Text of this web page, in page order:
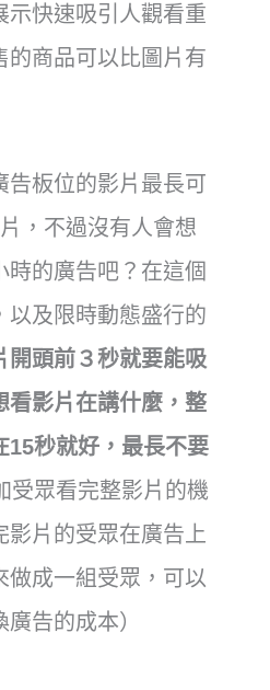
示快速吸引人觀看重
的商品可以比圖片有
告板位的影片最長可
，不過沒有人會想
時的廣告吧？在這個
以及限時動態盛行的
開頭前３秒就要能吸
看影片在講什麼，整
15秒就好，最長不要
受眾看完整影片的機
影片的受眾在廣告上
做成一組受眾，可以
告的成本）